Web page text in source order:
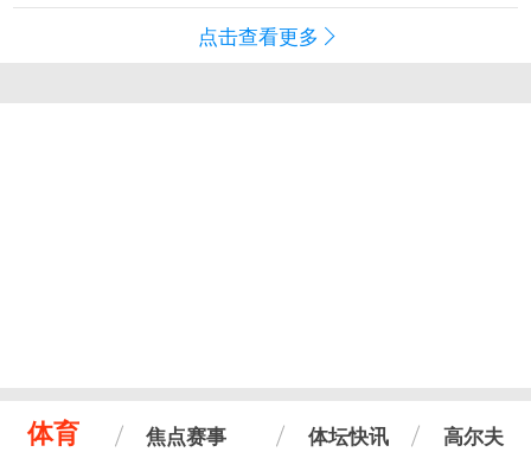
点击查看更多
体育 焦点赛事 体坛快讯 高尔夫